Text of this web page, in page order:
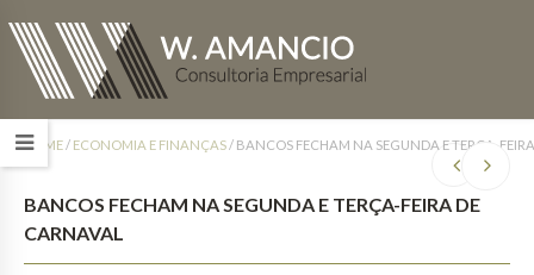
HOME/ ECONOMIA E FINANÇAS/ BANCOS FECHAM NA SEGUNDA E TERÇA-
BANCOS FECHAM NA SEGUNDA E TERÇA-FEIRA DE
CARNAVAL